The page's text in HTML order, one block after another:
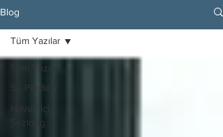
Blog
Tüm Yazılar
Su Perdesi
Havuz İçi
Şezlong
Tüm Yazılar